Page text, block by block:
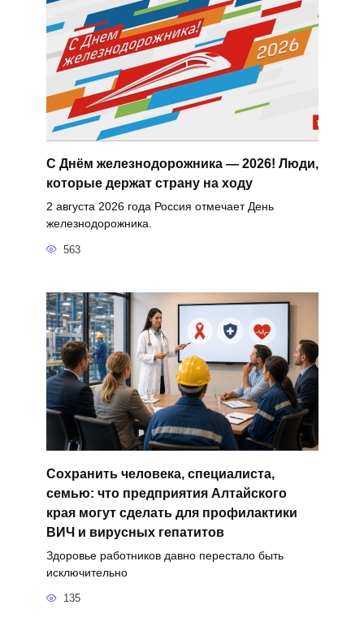
С Днём железнодорожника — 2026! Люди,
которые держат страну на ходу
2 августа 2026 года Россия отмечает День
железнодорожника.
563
Сохранить человека, специалиста,
семью: что предприятия Алтайского
края могут сделать для профилактики
ВИЧ и вирусных гепатитов
Здоровье работников давно перестало быть
исключительно
135